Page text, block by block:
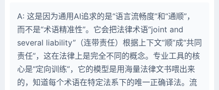
A: 这是因为通用AI追求的是“语言流畅度”和“通顺”，
而不是“术语精准性”。它会把法律术语“joint and
several liability”（连带责任）根据上下文“顺”成“共同
责任”，这在法律上是完全不同的概念。专业工具的核
心是“定向训练”，它的模型是用海量法律文书喂出来
的，知道每个术语在特定法系下的唯一正确译法。流